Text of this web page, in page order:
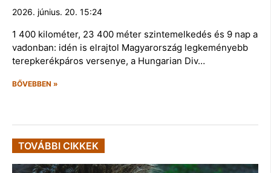
2026. június. 20. 15:24
1 400 kilométer, 23 400 méter szintemelkedés és 9 nap a
vadonban: idén is elrajtol Magyarország legkeményebb
terepkerékpáros versenye, a Hungarian Div…
BŐVEBBEN »
TOVÁBBI CIKKEK